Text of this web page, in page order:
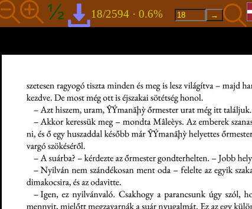
18/2594 · 0.6%